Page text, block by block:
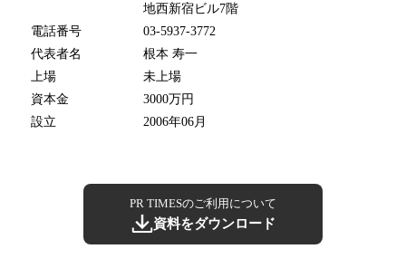
地西新宿ビル7階
電話番号
03-5937-3772
代表者名
根本 寿一
上場
未上場
資本金
3000万円
設立
2006年06月
PR TIMESのご利用について
資料をダウンロード